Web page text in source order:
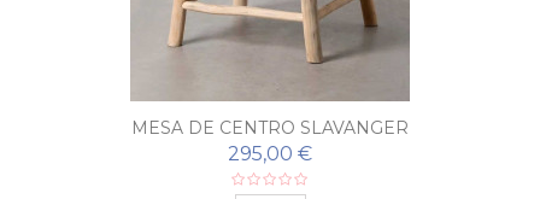
MESA DE CENTRO SLAVANGER
295,00 €